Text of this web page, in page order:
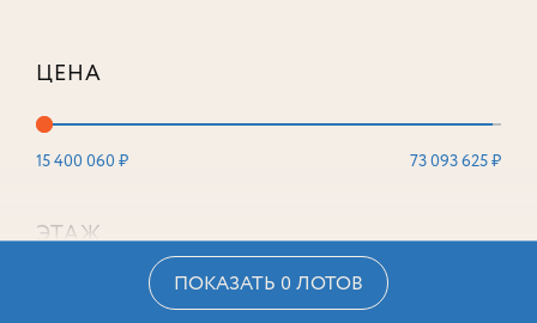
ЦЕНА
15 400 060 ₽ 73 093 625 ₽
ЭТАЖ
ПОКАЗАТЬ 0 ЛОТОВ